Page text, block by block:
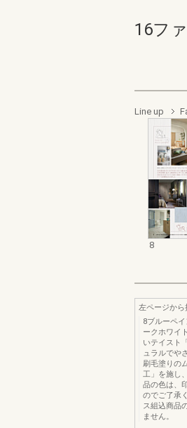
16フ
Line up
8
左ページか
8ブルーペ
ークホワイ
いテイスト
ュラルでや
刷毛塗りの
工」を施し
品の色は、
のでご了承
ス組込商品
ません。